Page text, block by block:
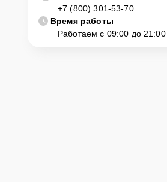
диагностику и ремонт. Для этого нужно
горячей линии или оставить заявку,
подъехать по адресу: г. Махачкала,
+7 (800) 301-53-70
Время работы
Работаем с 09:00 до 21:00